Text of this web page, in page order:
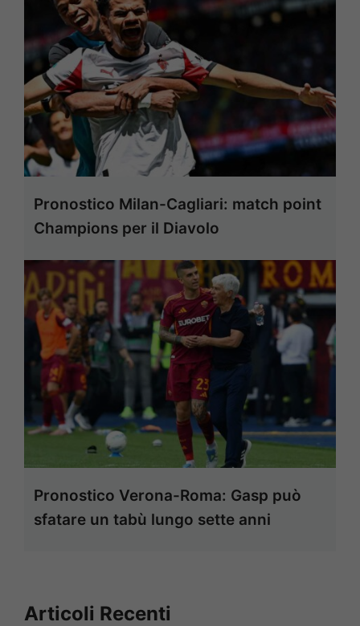
Pronostico Milan-Cagliari: match point
Champions per il Diavolo
Pronostico Verona-Roma: Gasp può
sfatare un tabù lungo sette anni
Articoli Recenti